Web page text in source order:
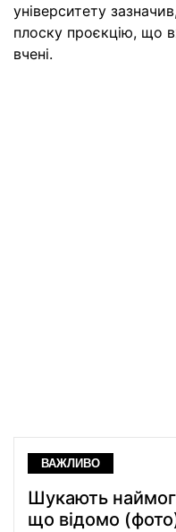
університету
плоску проєкцію, що
вчені.
ВАЖЛИВО
Шукають
що відомо